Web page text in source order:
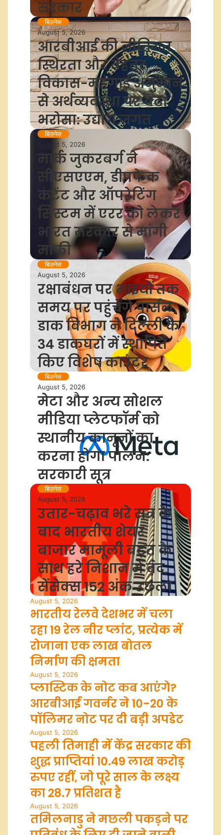
सरकार
बिज़नेस
August 5, 2026
आरबीआई की नीतिगत
स्थिरता और बेहतर
विकास-महंगाई अनुमान
से अर्थव्यवस्था पर बढ़ा
भरोसा: उद्योग जगत
बिज़नेस
August 5, 2026
मार्क जुकरबर्ग ने
सीएसएएम, डीपफेक
कंटेंट और ऑपरेटिंग
सिस्टम में एरर को लेकर
भारत सरकार से मांगी
माफी
बिज़नेस
August 5, 2026
रक्षाबंधन पर भाइयों तक
समय पर पहुंचेंगे पार्सल,
डाक विभाग ने दिल्ली के
34 डाकघरों में स्थापित
किए विशेष काउंटर
बिज़नेस
August 5, 2026
मेटा और अन्य सोशल
मीडिया प्लेटफॉर्म को
स्थानीय कानूनों का
करना होगा पालन:
सरकारी सूत्र
बिज़नेस
August 5, 2026
उतार-चढ़ाव भरे सत्र के
बाद भारतीय शेयर
बाजार मामूली बढ़त के
साथ हरे निशान में बंद,
सेंसेक्स 152 अंक उछला
August 5, 2026
भारतीय रेलवे देशभर में चला
रहा 19 रेल नीर प्लांट, प्रत्येक में
रोजाना एक लाख बोतल
निर्माण की क्षमता
August 5, 2026
प्लास्टिक के नोट कब आएंगे?
आरबीआई गवर्नर ने 10-20 के
पॉलिमर नोट पर दी बड़ी अपडेट
August 5, 2026
पहली तिमाही में केंद्र सरकार की
शुद्ध प्राप्तियां 10.49 लाख करोड़
रुपए रहीं, जो पूरे साल के लक्ष्य
का 28.7 प्रतिशत है
August 5, 2026
तमिलनाडु ने मछली पकड़ने पर